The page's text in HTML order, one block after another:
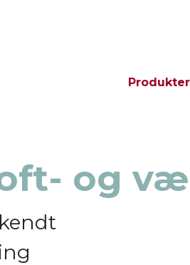
Produkter
og